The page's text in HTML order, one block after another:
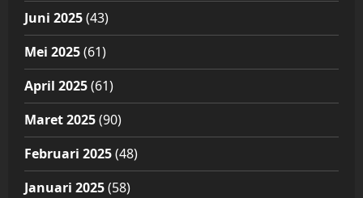
Juni 2025(43)
Mei 2025(61)
April 2025(61)
Maret 2025(90)
Februari 2025(48)
Januari 2025(58)